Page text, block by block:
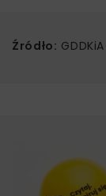
Źródło: GDDKiA